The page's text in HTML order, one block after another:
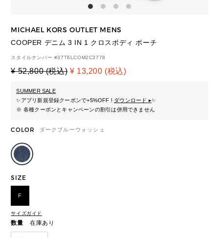
MICHAEL KORS OUTLET MENS
COOPER デニム 3 IN 1 クロスボディ ポーチ
スタイルナンバー #37T6LCOM2C3778
¥ 52,800 (税込) ¥ 13,200 (税込)
SUMMER SALE
✨アプリ新規登録クーポンで+5%OFF ! ダウンロード ▸✨
※ 各種クーポンとキャンペーンの割引は併用できません
COLOR ダークブルーウォッシュ
SIZE
F
サイズガイド
数量 在庫あり